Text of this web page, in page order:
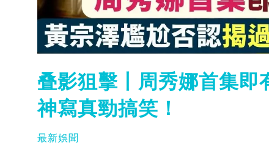
叠影狙擊丨周秀娜首集即
神寫真勁搞笑！
最新娛聞